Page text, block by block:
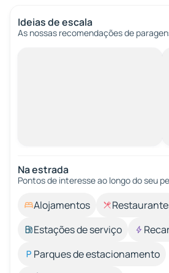
Ideias de escala
As nossas recomendações de
Na estrada
Pontos de interesse ao longo do seu
Alojamentos
Estações de serviço
Parques de estacionamento